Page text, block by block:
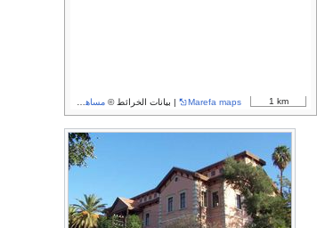
1 km
Marefa maps | بيانات الخرائط © مساهمو OpenStreetMap